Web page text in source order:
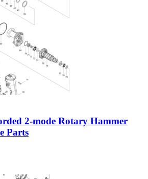
2-mode Rotary Hammer
Parts